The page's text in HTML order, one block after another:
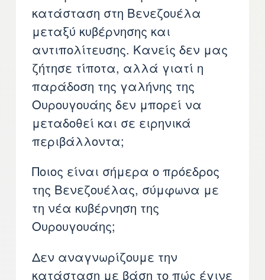
κατάσταση στη Βενεζουέλα
μεταξύ κυβέρνησης και
αντιπολίτευσης. Κανείς δεν μας
ζήτησε τίποτα, αλλά γιατί η
παράδοση της γαλήνης της
Ουρουγουάης δεν μπορεί να
μεταδοθεί και σε ειρηνικά
περιβάλλοντα;
Ποιος είναι σήμερα ο πρόεδρος
της Βενεζουέλας, σύμφωνα με
τη νέα κυβέρνηση της
Ουρουγουάης;
Δεν αναγνωρίζουμε την
κατάσταση με βάση το πώς έγινε